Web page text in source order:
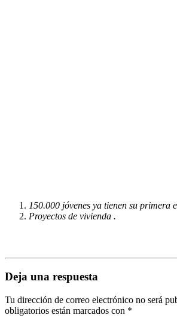
150.000 jóvenes ya tienen su primera
Proyectos de vivienda .
Deja una respuesta
Tu dirección de correo electrónico no será
obligatorios están marcados con *